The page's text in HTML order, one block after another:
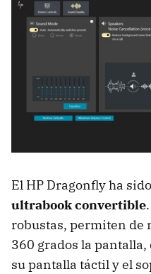
El HP Dragonfly ha
ultrabook convertible
robustas, permiten de
360 grados la
su pantalla táctil y el